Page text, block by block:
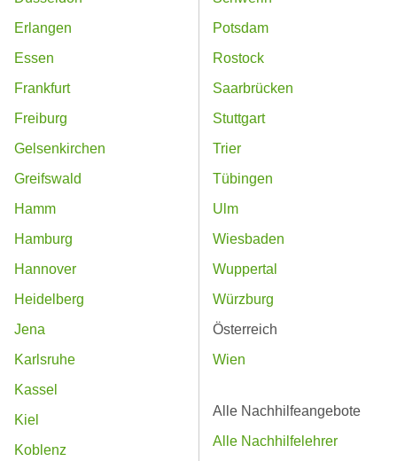
Erlangen
Essen
Frankfurt
Freiburg
Gelsenkirchen
Greifswald
Hamm
Hamburg
Hannover
Heidelberg
Jena
Karlsruhe
Kassel
Kiel
Koblenz
Potsdam
Rostock
Saarbrücken
Stuttgart
Trier
Tübingen
Ulm
Wiesbaden
Wuppertal
Würzburg
Österreich
Wien
Alle Nachhilfeangebote
Alle Nachhilfelehrer